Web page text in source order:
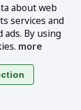
about web
services and
By using
more